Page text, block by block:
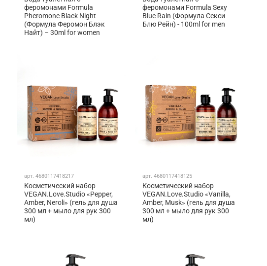
феромонами Formula
Pheromone Black Night
(Формула Феромон Блэк
Найт) – 30ml for women
феромонами Formula Sexy
Blue Rain (Формула Секси
Блю Рейн) - 100ml for men
арт. 4680117418217
Косметический набор
VEGAN.Love.Studio «Pepper,
Amber, Neroli» (гель для душа
300 мл + мыло для рук 300
мл)
арт.4680117418125
Косметический набор
VEGAN.Love.Studio «Vanilla,
Amber, Musk» (гель для душа
300 мл + мыло для рук 300
мл)